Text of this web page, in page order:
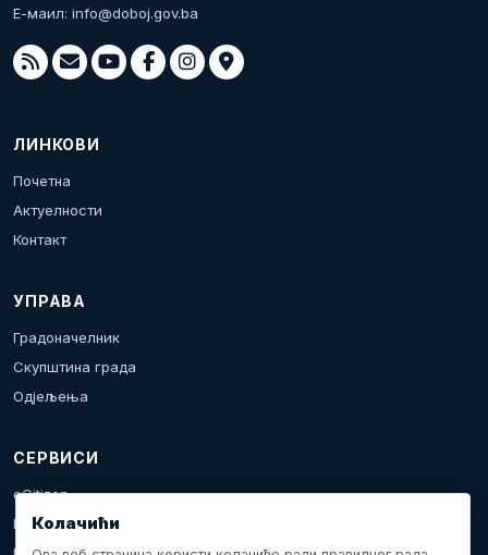
Е-маил: info@doboj.gov.ba
ЛИНКОВИ
Почетна
Актуелности
Контакт
УПРАВА
Градоначелник
Скупштина града
Одјељења
СЕРВИСИ
eCitizen
Пријава проблема
Колачићи